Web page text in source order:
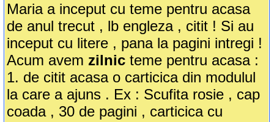
Maria a inceput cu teme pentru acasa
de anul trecut , lb engleza , citit ! Si au
inceput cu litere , pana la pagini intregi !
Acum avem zilnic teme pentru acasa :
1. de citit acasa o carticica din modulul
la care a ajuns . Ex : Scufita rosie , cap
coada , 30 de pagini , carticica cu